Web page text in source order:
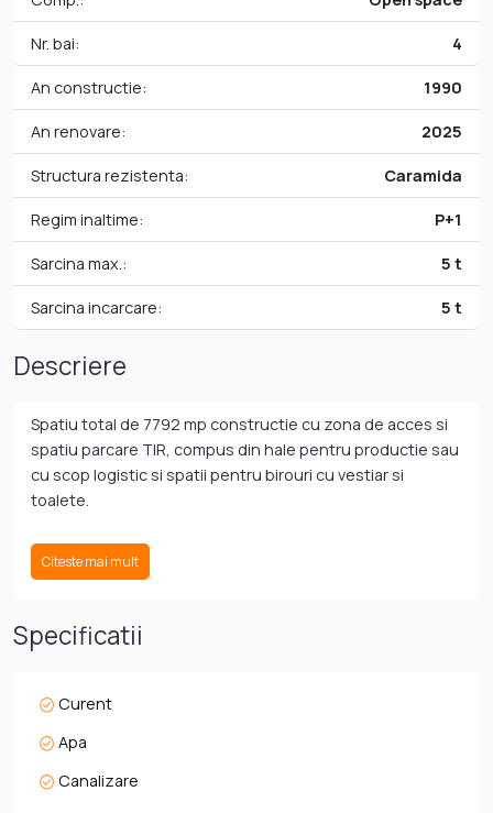
Nr. bai: 4
An constructie: 1990
An renovare: 2025
Structura rezistenta: Caramida
Regim inaltime: P+1
Sarcina max.: 5 t
Sarcina incarcare: 5 t
Descriere
Spatiu total de 7792 mp constructie cu zona de acces si
spatiu parcare TIR, compus din hale pentru productie sau
cu scop logistic si spatii pentru birouri cu vestiar si
toalete.
Spatiul inchiriabil in functie de suprafata necesara,
disponibil in partitii de la 408 mp la 2112 mp, din care:
S6 -1274 mp, S7 - 1837 mp, S8 - 2112 mp.
- proximitate fata de A3 - 3km
- proximitate fata de halta Ungheni - 750 m - utila pentru
Citeste mai mult
Specificatii
Curent
Apa
Canalizare